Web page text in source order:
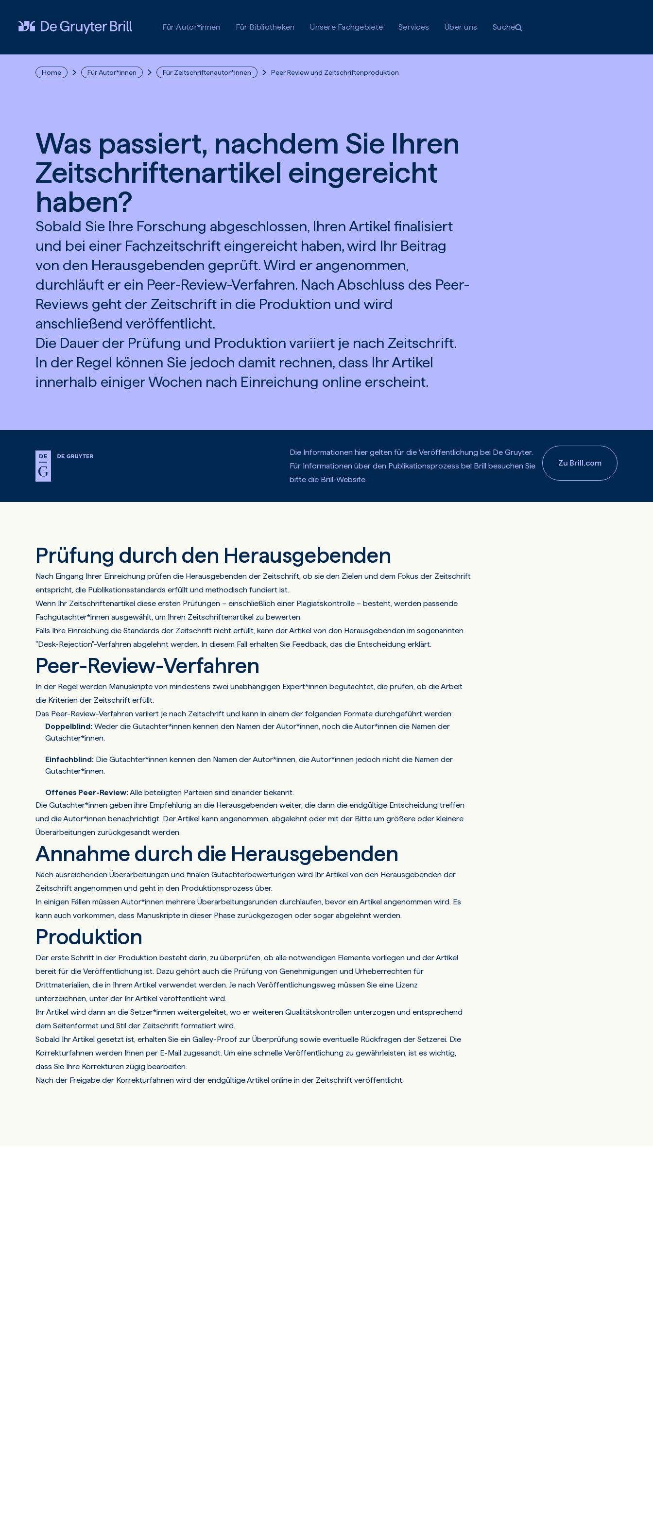
Für Autor*innen
Für Bibliotheken Unsere Fachgebiete Services Über uns Suche
Home Für Autor*innen Für Zeitschriftenautor*innen Peer Review und Zeitschriftenproduktion
Was passiert, nachdem Sie Ihren
Zeitschriftenartikel eingereicht
haben?
Sobald Sie Ihre Forschung abgeschlossen, Ihren Artikel finalisiert
und bei einer Fachzeitschrift eingereicht haben, wird Ihr Beitrag
von den Herausgebenden geprüft. Wird er angenommen,
durchläuft er ein Peer-Review-Verfahren. Nach Abschluss des Peer-
Reviews geht der Zeitschrift in die Produktion und wird
anschließend veröffentlicht.
Die Dauer der Prüfung und Produktion variiert je nach Zeitschrift.
In der Regel können Sie jedoch damit rechnen, dass Ihr Artikel
innerhalb einiger Wochen nach Einreichung online erscheint.
Die Informationen hier gelten für die Veröffentlichung bei De Gruyter.
Für Informationen über den Publikationsprozess bei Brill besuchen Sie
bitte die Brill-Website.
Zu Brill.com
Prüfung durch den Herausgebenden
Nach Eingang Ihrer Einreichung prüfen die Herausgebenden der Zeitschrift, ob sie den Zielen und dem Fokus der Zeitschrift
entspricht, die Publikationsstandards erfüllt und methodisch fundiert ist.
Wenn Ihr Zeitschriftenartikel diese ersten Prüfungen – einschließlich einer Plagiatskontrolle – besteht, werden passende
Fachgutachter*innen ausgewählt, um Ihren Zeitschriftenartikel zu bewerten.
Falls Ihre Einreichung die Standards der Zeitschrift nicht erfüllt, kann der Artikel von den Herausgebenden im sogenannten
"Desk-Rejection"-Verfahren abgelehnt werden. In diesem Fall erhalten Sie Feedback, das die Entscheidung erklärt.
Peer-Review-Verfahren
In der Regel werden Manuskripte von mindestens zwei unabhängigen Expert*innen begutachtet, die prüfen, ob die Arbeit
die Kriterien der Zeitschrift erfüllt.
Das Peer-Review-Verfahren variiert je nach Zeitschrift und kann in einem der folgenden Formate durchgeführt werden:
Doppelblind: Weder die Gutachter*innen kennen den Namen der Autor*innen, noch die Autor*innen die Namen der
Gutachter*innen.
Einfachblind: Die Gutachter*innen kennen den Namen der Autor*innen, die Autor*innen jedoch nicht die Namen der
Gutachter*innen.
Offenes Peer-Review:Alle beteiligten Parteien sind einander bekannt.
Die Gutachter*innen geben ihre Empfehlung an die Herausgebenden weiter, die dann die endgültige Entscheidung treffen
und die Autor*innen benachrichtigt. Der Artikel kann angenommen, abgelehnt oder mit der Bitte um größere oder kleinere
Überarbeitungen zurückgesandt werden.
Annahme durch die Herausgebenden
Nach ausreichenden Überarbeitungen und finalen Gutachterbewertungen wird Ihr Artikel von den Herausgebenden der
Zeitschrift angenommen und geht in den Produktionsprozess über.
In einigen Fällen müssen Autor*innen mehrere Überarbeitungsrunden durchlaufen, bevor ein Artikel angenommen wird. Es
kann auch vorkommen, dass Manuskripte in dieser Phase zurückgezogen oder sogar abgelehnt werden.
Produktion
Der erste Schritt in der Produktion besteht darin, zu überprüfen, ob alle notwendigen Elemente vorliegen und der Artikel
bereit für die Veröffentlichung ist. Dazu gehört auch die Prüfung von Genehmigungen und Urheberrechten für
Drittmaterialien, die in Ihrem Artikel verwendet werden. Je nach Veröffentlichungsweg müssen Sie eine Lizenz
unterzeichnen, unter der Ihr Artikel veröffentlicht wird.
Ihr Artikel wird dann an die Setzer*innen weitergeleitet, wo er weiteren Qualitätskontrollen unterzogen und entsprechend
dem Seitenformat und Stil der Zeitschrift formatiert wird.
Sobald Ihr Artikel gesetzt ist, erhalten Sie ein Galley-Proof zur Überprüfung sowie eventuelle Rückfragen der Setzerei. Die
Korrekturfahnen werden Ihnen per E-Mail zugesandt. Um eine schnelle Veröffentlichung zu gewährleisten, ist es wichtig,
dass Sie Ihre Korrekturen zügig bearbeiten.
Nach der Freigabe der Korrekturfahnen wird der endgültige Artikel online in der Zeitschrift veröffentlicht.